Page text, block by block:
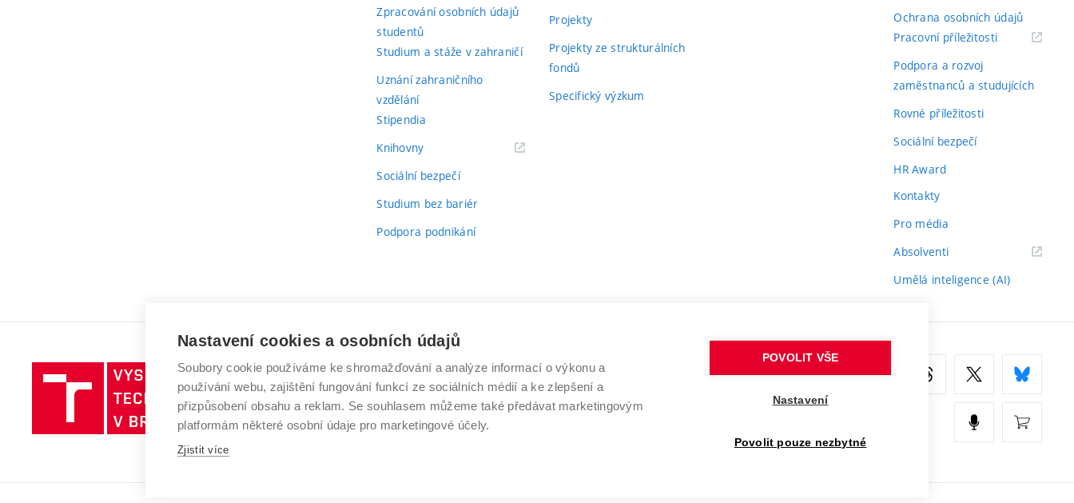
Zpracování osobních údajů
studentů
Studium a stáže v zahraničí
Uznání zahraničního
vzdělání
Stipendia
Knihovny(externí
Sociální bezpečí
Studium bez bariér
Podpora podnikání
Projekty
Projekty ze strukturálních
fondů
Specifický výzkum
Ochrana osobních údajů
Pracovní příležitosti(externí
Podpora a rozvoj
zaměstnanců a studujících
Rovné příležitosti
Sociální bezpečí
HR Award
Kontakty
Pro média
Absolventi(externí
Umělá inteligence (AI)
Vysoké
učení
technické
v
VYSOKÉ UČENÍ TECHNICKÉ V BRNĚ
Antonínská 548/1
602 00 Brno
www.vut.cz
Nastavení cookies a osobních údajů
Soubory cookie používáme ke shromažďování a analýze informací o výkonu a
používání webu, zajištění fungování funkcí ze sociálních médií a ke zlepšení a
přizpůsobení obsahu a reklam. Se souhlasem můžeme také předávat marketingovým
platformám některé osobní údaje pro marketingové účely.
Zjistit více
POVOLIT VŠE
Nastavení
Povolit pouze nezbytné